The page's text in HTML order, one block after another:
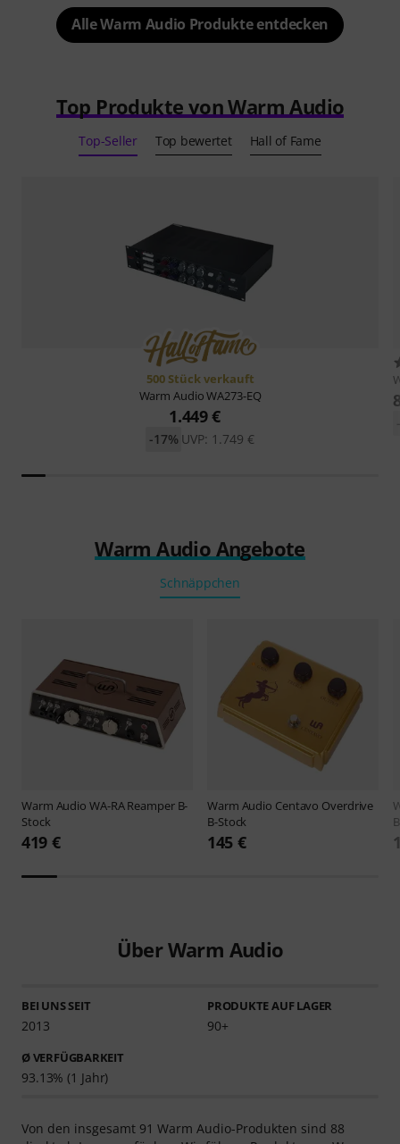
Alle Warm Audio Produkte entdecken
Top Produkte von Warm Audio
Top-Seller Top bewertet Hall of Fame
500 Stück verkauft
Warm AudioWA273-EQ
1.449 €
UVP: 1.749 €
-17%
Warm Audio Angebote
Schnäppchen
Warm Audio WA-RA Reamper B-
Stock
419 €
Warm Audio Centavo Overdrive
B-Stock
145 €
Über Warm Audio
BEI UNS SEIT
2013
PRODUKTE AUF LAGER
90+
Ø VERFÜGBARKEIT
93.13% (1 Jahr)
Von den insgesamt 91 Warm Audio-Produkten sind 88